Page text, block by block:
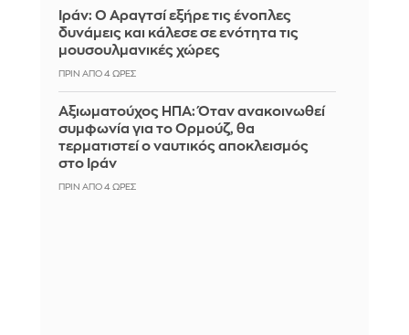
Ιράν: Ο Αραγτσί εξήρε τις ένοπλες
δυνάμεις και κάλεσε σε ενότητα τις
μουσουλμανικές χώρες
ΠΡΙΝ ΑΠΌ 4 ΏΡΕΣ
Αξιωματούχος ΗΠΑ: Όταν ανακοινωθεί
συμφωνία για το Ορμούζ, θα
τερματιστεί ο ναυτικός αποκλεισμός
στο Ιράν
ΠΡΙΝ ΑΠΌ 4 ΏΡΕΣ